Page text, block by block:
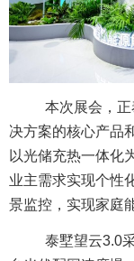
本次展会，正泰
决方案的核心产品
以光储充热一体化
业主需求实现个性
景监控，实现家庭
泰墅望云3.0采